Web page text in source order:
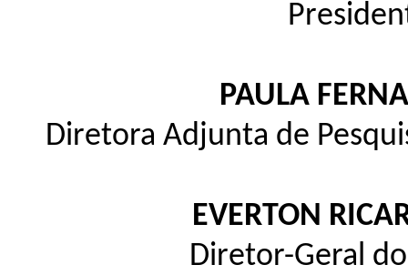
PAULA
Diretora Adjunta de
EVERTON
Diretor-Geral